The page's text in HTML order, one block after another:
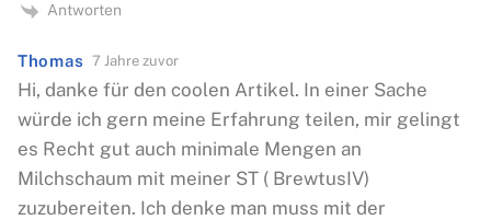
Antworten
Thomas 7 Jahre zuvor
Hi, danke für den coolen Artikel. In einer Sache
würde ich gern meine Erfahrung teilen, mir gelingt
es Recht gut auch minimale Mengen an
Milchschaum mit meiner ST ( BrewtusIV)
zuzubereiten. Ich denke man muss mit der